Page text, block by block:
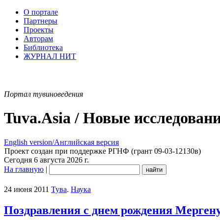
О портале
Партнеры
Проекты
Авторам
Библиотека
ЖУРНАЛ НИТ
Портал тувиноведения
Tuva.Asia / Новые
English version/Английская версия
Проект создан при поддержке РГНФ (грант 09-03-12130в)
Сегодня 6 августа 2026 г.
На главную |
24 июня 2011 Тува. Наука
Поздравления с днем рождения